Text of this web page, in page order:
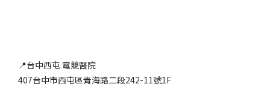
📍台中西屯 電競醫院
407台中市西屯區青海路二段242-11號1F